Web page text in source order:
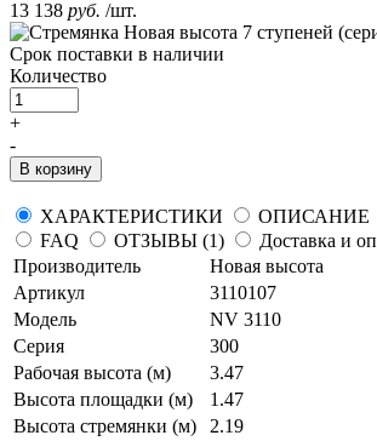
13 138 руб. /шт.
Срок поставки в наличии
Количество
+
-
В корзину
ХАРАКТЕРИСТИКИ ОПИСАНИЕ
FAQ
ОТЗЫВЫ (1)
Доставка и
Производитель
Новая высота
Артикул
3110107
Модель
NV 3110
Серия
300
Рабочая высота (м)
3.47
Высота площадки (м)
1.47
Высота стремянки (м)
2.19